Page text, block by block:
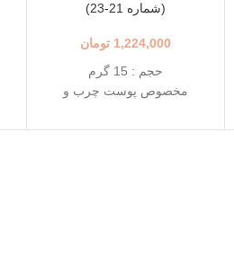
(شماره 21-23)
1,224,000 تومان
حجم : 15 گرم
مخصوص پوست چرب و
+++SPF50+ PA